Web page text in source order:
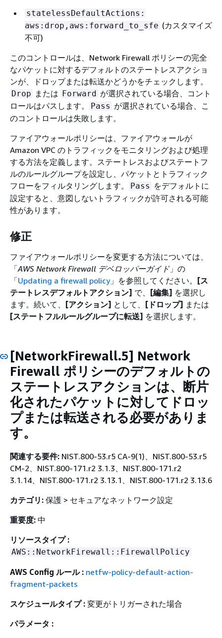
statelessDefaultActions:
aws:drop,aws:forward_to_sfe (カスタマイズ
不可)
このコントロールは、Network Firewall ポリシーの完全
なパケットに対するデフォルトのステートレスアクショ
ンが、ドロップまたは転送かどうかをチェックします。
Drop または Forward が選択されている場合、コント
ロールはパスします。
Pass が選択されている場合、こ
のコントロールは失敗します。
ファイアウォールポリシーは、ファイアウォールが
Amazon VPC のトラフィックをモニタリングおよび処理
する方法を定義します。ステートレスおよびステートフ
ルのルールグループを設定し、パケットとトラフィック
フローをフィルタリングします。
Pass をデフォルトに
設定すると、意図しないトラフィックが許可される可能
性があります。
修正
ファイアウォールポリシーを変更する方法については、
「AWS Network Firewall デベロッパーガイド」の
「Updating a firewall policy」を参照してください。
[ス
テートレスデフォルトアクション] で、 [編集] を選択し
ます。続いて、
[アクション] として、 [ドロップ] または
[ステートフルルールグループに転送] を選択します。
[NetworkFirewall.5] Network
Firewall ポリシーのデフォルトの
ステートレスアクションは、断片
化されたパケットに対してドロッ
プまたは転送される必要がありま
す。
関連する要件: NIST.800-53.r5 CA-9(1)、NIST.800-53.r5
CM-2、NIST.800-171.r2 3.1.3、NIST.800-171.r2
3.1.14、NIST.800-171.r2 3.13.1、NIST.800-171.r2 3.13.6
カテゴリ: 保護 > セキュアなネットワーク設定
重要度: 中
リソースタイプ :
AWS::NetworkFirewall::FirewallPolicy
AWS Config ルール : netfw-policy-default-action-
fragment-packets
スケジュールタイプ : 変更がトリガーされた場合
パラメータ :